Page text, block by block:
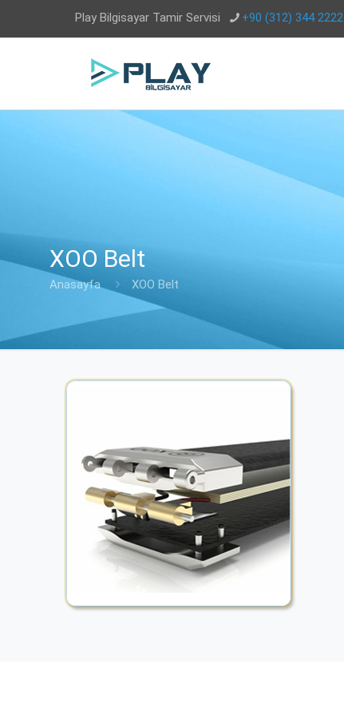
Play Bilgisayar Tamir Servisi +90 (312) 344 2222
XOO Belt
Anasayfa XOO Belt